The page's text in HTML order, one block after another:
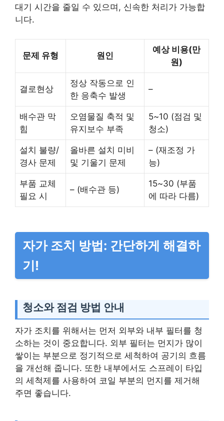
대기 시간을 줄일 수 있으며, 신속한 처리가 가능합
니다.
문제 유형 원인
예상 비용(만
원)
결로현상
정상 작동으로 인
한 응축수 발생
–
배수관 막
힘
오염물질 축적 및
유지보수 부족
5~10 (점검 및
청소)
설치 불량/
경사 문제
올바른 설치 미비
및 기울기 문제
– (재조정 가
능)
부품 교체
필요 시
– (배수관 등)
15~30 (부품
에 따라 다름)
자가 조치 방법: 간단하게 해결하
기!
청소와 점검 방법 안내
자가 조치를 위해서는 먼저 외부와 내부 필터를 청
소하는 것이 중요합니다. 외부 필터는 먼지가 많이
쌓이는 부분으로 정기적으로 세척하여 공기의 흐름
을 개선해 줍니다. 또한 내부에서도 스프레이 타입
의 세척제를 사용하여 코일 부분의 먼지를 제거해
주면 좋습니다.